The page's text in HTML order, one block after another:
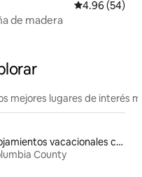
Calificación
4.96 (54)
de madera
mejores lugares de interés
Alojamientos vacacionales con piscina
County